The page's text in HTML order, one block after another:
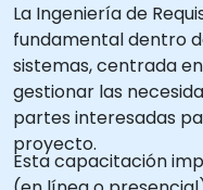
La Ingeniería de
fundamental dentro
sistemas, centrada
gestionar las
partes interesadas
proyecto.
Esta capacitación